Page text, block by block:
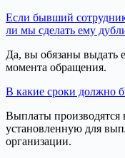
Если бывший
ли мы сделать ему
Да, вы обязаны выдать
момента обращения.
В какие сроки должно
Выплаты
установленную для
организации.